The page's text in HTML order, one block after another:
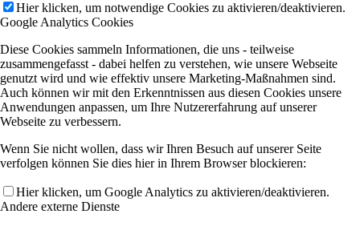
Hier klicken, um notwendige Cookies zu aktivieren/deaktivieren.
Google Analytics Cookies
Diese Cookies sammeln Informationen, die uns - teilweise
zusammengefasst - dabei helfen zu verstehen, wie unsere Webseite
genutzt wird und wie effektiv unsere Marketing-Maßnahmen sind.
Auch können wir mit den Erkenntnissen aus diesen Cookies unsere
Anwendungen anpassen, um Ihre Nutzererfahrung auf unserer
Webseite zu verbessern.
Wenn Sie nicht wollen, dass wir Ihren Besuch auf unserer Seite
verfolgen können Sie dies hier in Ihrem Browser blockieren:
Hier klicken, um Google Analytics zu aktivieren/deaktivieren.
Andere externe Dienste